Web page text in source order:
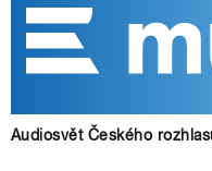
Audiosvět Českého